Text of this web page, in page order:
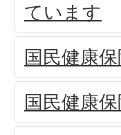
ています
国民健康
国民健康